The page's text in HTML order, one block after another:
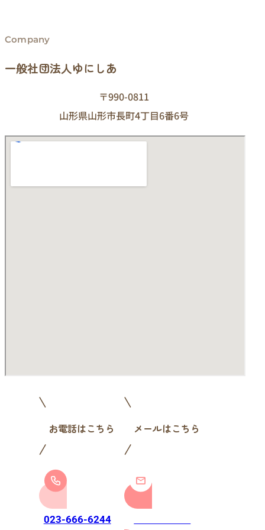
Company
一般社団法人ゆにしあ
〒990-0811
山形県山形市長町4丁目6番6号
お電話はこちら
023-666-6244
メールはこちら